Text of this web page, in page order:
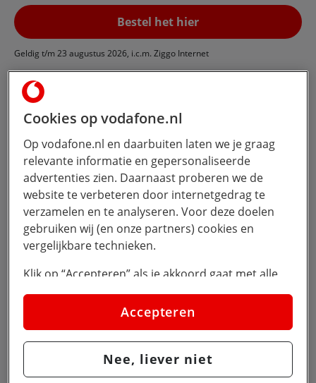
Bestel het hier
Geldig t/m 23 augustus 2026, i.c.m. Ziggo Internet
Cookies op vodafone.nl
Op vodafone.nl en daarbuiten laten we je graag
relevante informatie en gepersonaliseerde
advertenties zien. Daarnaast proberen we de
website te verbeteren door internetgedrag te
verzamelen en te analyseren. Voor deze doelen
gebruiken wij (en onze partners) cookies en
vergelijkbare technieken.
Klik op “Accepteren” als je akkoord gaat met alle
cookies. Kies je voor “Nee, liever niet”, dan
plaatsen we alleen strikt noodzakelijke cookies om
de website goed te laten werken. Dat betekent dat
we geen vormen van personalisatie toepassen.
Via cookie instellingen kan je zelf bepalen welke
Accepteren
Nee, liever niet